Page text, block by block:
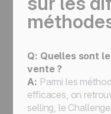
Q: Quelles sont
vente ?
A: Parmi les
efficaces, on
selling, le